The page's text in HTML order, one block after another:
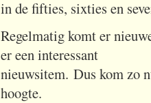
in de fifties, sixties en
Regelmatig komt er
er een interessant
nieuwsitem. Dus kom zo
hoogte.